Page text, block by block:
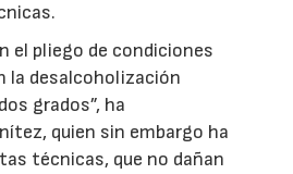
el pliego de condiciones
la desalcoholización
grados”, ha
quien sin embargo ha
técnicas, que no dañan